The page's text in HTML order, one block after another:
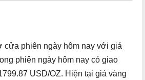
cửa phiên ngày hôm nay với giá
phiên ngày hôm nay có giao
USD/OZ. Hiện tại giá vàng